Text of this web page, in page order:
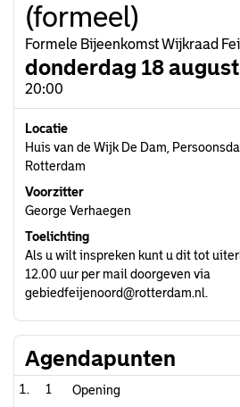
(formeel)
Formele Bijeenkomst Wijkraad
donderdag 18
20:00
Locatie
Huis van de Wijk De Dam,
Rotterdam
Voorzitter
George Verhaegen
Toelichting
Als u wilt inspreken kunt u dit tot
12.00 uur per mail doorgeven via
gebiedfeijenoord@rotterdam.nl.
Agendapunten
1 Opening